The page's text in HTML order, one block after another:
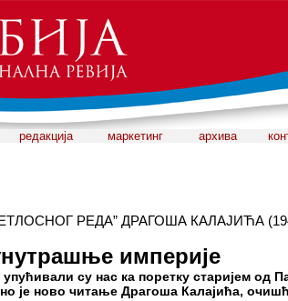
редакција маркетинг архива
РЕДА” ДРАГОША КАЛАЈИЋА
империје
су нас ка поретку старијем од
је ново читање Драгоша Калајића,